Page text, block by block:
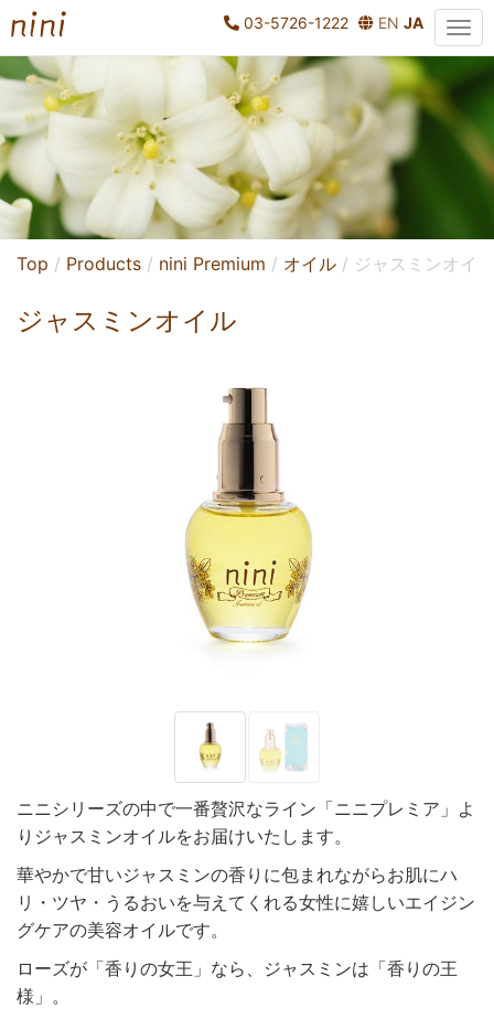
03-5726-1222 EN JA
Top Products nini Premium オイル ジャスミンオイル
ジャスミンオイル
ニニシリーズの中で一番贅沢なライン「ニニプレミア」よ
りジャスミンオイルをお届けいたします。
華やかで甘いジャスミンの香りに包まれながらお肌にハ
リ・ツヤ・うるおいを与えてくれる女性に嬉しいエイジン
グケアの美容オイルです。
ローズが「香りの女王」なら、ジャスミンは「香りの王
様」。